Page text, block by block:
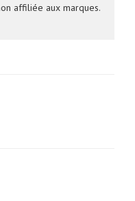
affiliée aux marques.